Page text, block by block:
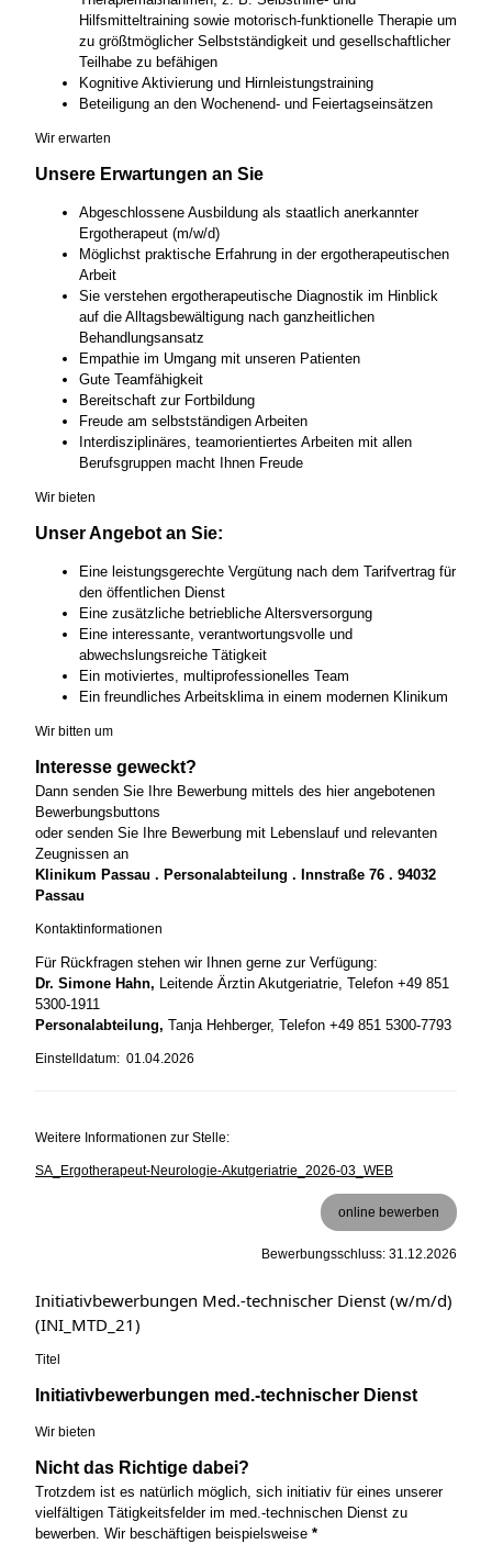
Hilfsmitteltraining sowie motorisch-funktionelle Therapie um
zu größtmöglicher Selbstständigkeit und gesellschaftlicher
Teilhabe zu befähigen
Kognitive Aktivierung und Hirnleistungstraining
Beteiligung an den Wochenend- und Feiertagseinsätzen
Wir erwarten
Unsere Erwartungen an Sie
Abgeschlossene Ausbildung als staatlich anerkannter
Ergotherapeut (m/w/d)
Möglichst praktische Erfahrung in der ergotherapeutischen
Arbeit
Sie verstehen ergotherapeutische Diagnostik im Hinblick
auf die Alltagsbewältigung nach ganzheitlichen
Behandlungsansatz
Empathie im Umgang mit unseren Patienten
Gute Teamfähigkeit
Bereitschaft zur Fortbildung
Freude am selbstständigen Arbeiten
Interdisziplinäres, teamorientiertes Arbeiten mit allen
Berufsgruppen macht Ihnen Freude
Wir bieten
Unser Angebot an Sie:
Eine leistungsgerechte Vergütung nach dem Tarifvertrag für
den öffentlichen Dienst
Eine zusätzliche betriebliche Altersversorgung
Eine interessante, verantwortungsvolle und
abwechslungsreiche Tätigkeit
Ein motiviertes, multiprofessionelles Team
Ein freundliches Arbeitsklima in einem modernen Klinikum
Wir bitten um
Interesse geweckt?
Dann senden Sie Ihre Bewerbung mittels des hier angebotenen
Bewerbungsbuttons
oder senden Sie Ihre Bewerbung mit Lebenslauf und relevanten
Zeugnissen an
Klinikum Passau . Personalabteilung . Innstraße 76 . 94032
Passau
Kontaktinformationen
Für Rückfragen stehen wir Ihnen gerne zur Verfügung:
Dr. Simone Hahn, Leitende Ärztin Akutgeriatrie, Telefon +49 851
5300-1911
Personalabteilung, Tanja Hehberger, Telefon +49 851 5300-7793
Einstelldatum: 01.04.2026
Weitere Informationen zur Stelle:
SA_Ergotherapeut-Neurologie-Akutgeriatrie_2026-03_WEB
online bewerben
Bewerbungsschluss: 31.12.2026
Initiativbewerbungen Med.-technischer Dienst (w/m/d)
(INI_MTD_21)
Titel
Initiativbewerbungen med.-technischer Dienst
Wir bieten
Nicht das Richtige dabei?
Trotzdem ist es natürlich möglich, sich initiativ für eines unserer
vielfältigen Tätigkeitsfelder im med.-technischen Dienst zu
bewerben. Wir beschäftigen beispielsweise *